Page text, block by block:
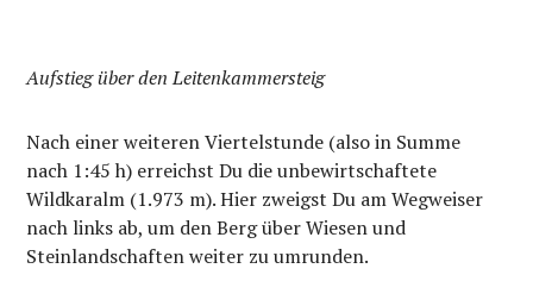
Aufstieg über den Leitenkammersteig
Nach einer weiteren Viertelstunde (also in Summe
nach 1:45 h) erreichst Du die unbewirtschaftete
Wildkaralm (1.973 m). Hier zweigst Du am Wegweiser
nach links ab, um den Berg über Wiesen und
Steinlandschaften weiter zu umrunden.